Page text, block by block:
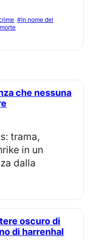
#In nome del
in un
dalla
di harrenhal